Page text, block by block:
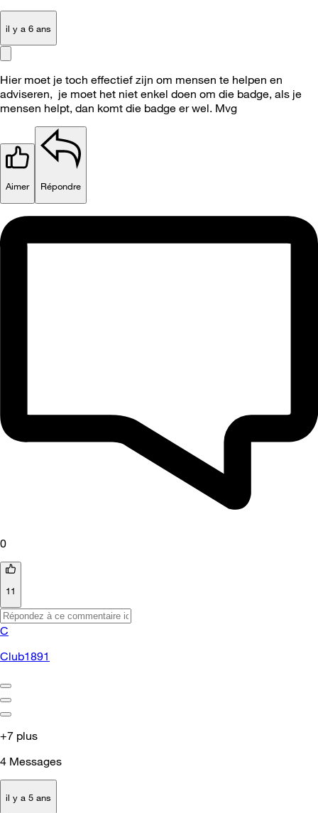
il y a 6 ans
Hier moet je toch effectief zijn om mensen te helpen en
adviseren, je moet het niet enkel doen om die badge, als je
mensen helpt, dan komt die badge er wel. Mvg
Aimer Répondre
0
11
C
Club1891
+7 plus
4 Messages
il y a 5 ans